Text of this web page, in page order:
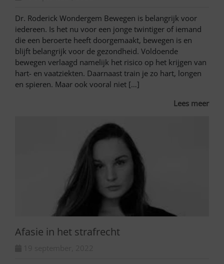
Dr. Roderick Wondergem Bewegen is belangrijk voor
iedereen. Is het nu voor een jonge twintiger of iemand
die een beroerte heeft doorgemaakt, bewegen is en
blijft belangrijk voor de gezondheid. Voldoende
bewegen verlaagd namelijk het risico op het krijgen van
hart- en vaatziekten. Daarnaast train je zo hart, longen
en spieren. Maar ook vooral niet […]
Lees meer
Afasie in het strafrecht